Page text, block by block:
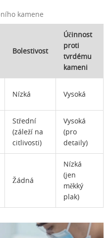
kamene
Bolestivost
Účinnost
proti
tvrdému
kameni
Nízká Vysoká
Střední
(záleží na
citlivosti)
Vysoká
(pro
detaily)
Žádná
Nízká
(jen
měkký
plak)